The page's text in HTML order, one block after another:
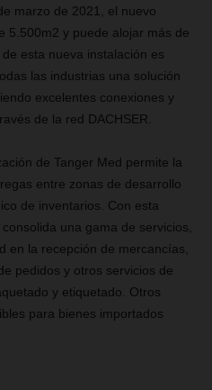
marzo de 2021, el nuevo
5.500m2 y puede alojar más de
esta nueva instalación es
las industrias una solución
excelentes conexiones y
de la red DACHSER.
de Tanger Med permite la
entre zonas de desarrollo
de inventarios. Con esta
una gama de servicios,
en la recepción de mercancías,
pedidos y otros servicios de
y etiquetado. Otros
para bienes importados